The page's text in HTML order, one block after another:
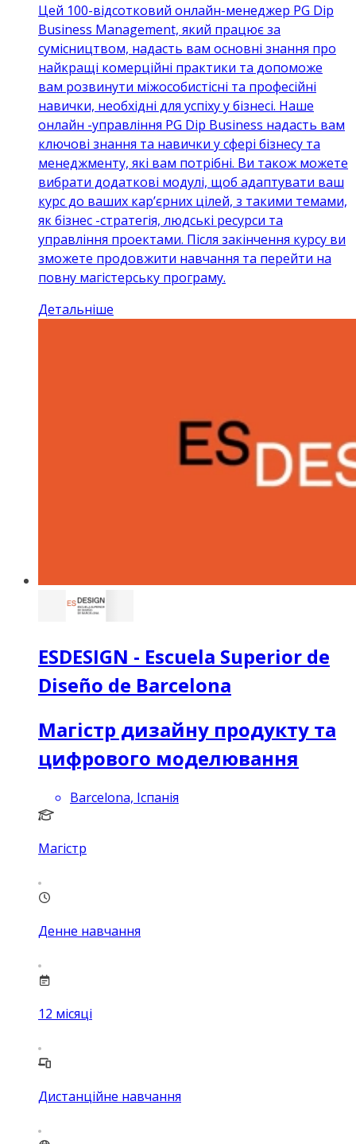
Цей 100-відсотковий онлайн-менеджер PG Dip
Business Management, який працює за
сумісництвом, надасть вам основні знання про
найкращі комерційні практики та допоможе
вам розвинути міжособистісні та професійні
навички, необхідні для успіху у бізнесі. Наше
онлайн -управління PG Dip Business надасть вам
ключові знання та навички у сфері бізнесу та
менеджменту, які вам потрібні. Ви також можете
вибрати додаткові модулі, щоб адаптувати ваш
курс до ваших кар’єрних цілей, з такими темами,
як бізнес -стратегія, людські ресурси та
управління проектами. Після закінчення курсу ви
зможете продовжити навчання та перейти на
повну магістерську програму.
Детальніше
ESDESIGN - Escuela Superior de
Diseño de Barcelona
Магістр дизайну продукту та
цифрового моделювання
Barcelona, Іспанія
Магістр
Денне навчання
12 місяці
Дистанційне навчання